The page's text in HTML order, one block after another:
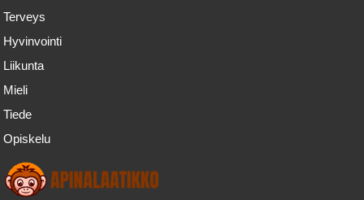
Terveys
Hyvinvointi
Liikunta
Mieli
Tiede
Opiskelu